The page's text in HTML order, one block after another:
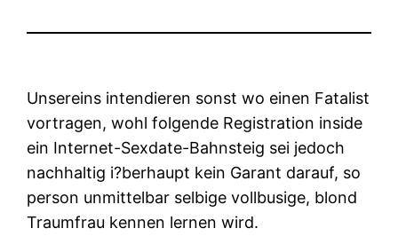
Unsereins intendieren sonst wo einen Fatalist
vortragen, wohl folgende Registration inside
ein Internet-Sexdate-Bahnsteig sei jedoch
nachhaltig i?berhaupt kein Garant darauf, so
person unmittelbar selbige vollbusige, blond
Traumfrau kennen lernen wird.